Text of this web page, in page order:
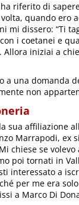
ha riferito di
quando ero
mi dissero: “Ti
i coetanei e
Allora iniziai a
a una domanda
non
sua affiliazione
Marrapodi, ex
chiese se
poi tornati in
interessato a
per me era
a Marco Di